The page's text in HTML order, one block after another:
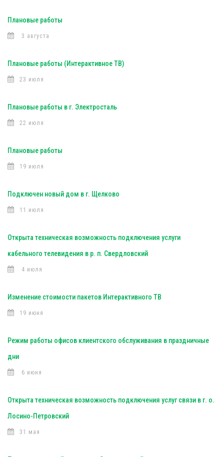
Плановые работы
3 августа
Плановые работы (Интерактивное ТВ)
23 июля
Плановые работы в г. Электросталь
22 июля
Плановые работы
19 июля
Подключен новый дом в г. Щелково
11 июля
Открыта техническая возможность подключения услуги
кабельного телевидения в р. п. Свердловский
4 июля
Изменение стоимости пакетов Интерактивного ТВ
19 июня
Режим работы офисов клиентского обслуживания в праздничные
дни
6 июня
Открыта техническая возможность подключения услуг связи в г. о.
Лосино-Петровский
31 мая